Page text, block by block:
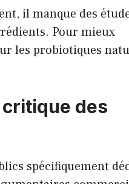
il manque des
Pour mieux
les probiotiques
des
spécifiquement